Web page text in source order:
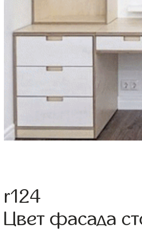
r124
Цвет фасада